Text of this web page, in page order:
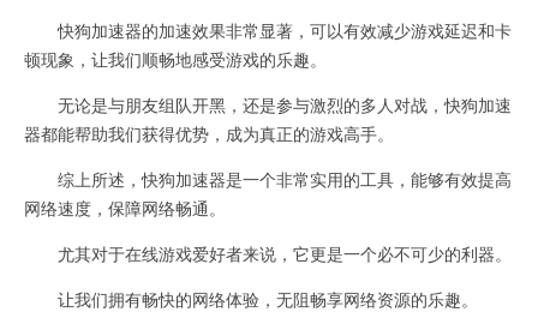
快狗加速器的加速效果非常显著，可以有效减少游戏延迟和卡
顿现象，让我们顺畅地感受游戏的乐趣。
无论是与朋友组队开黑，还是参与激烈的多人对战，快狗加速
器都能帮助我们获得优势，成为真正的游戏高手。
综上所述，快狗加速器是一个非常实用的工具，能够有效提高
网络速度，保障网络畅通。
尤其对于在线游戏爱好者来说，它更是一个必不可少的利器。
让我们拥有畅快的网络体验，无阻畅享网络资源的乐趣。